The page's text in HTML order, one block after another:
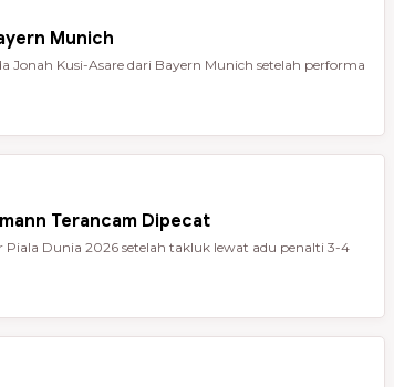
Munich
Kusi-Asare dari Bayern Munich setelah performa
Terancam Dipecat
Dunia 2026 setelah takluk lewat adu penalti 3-4